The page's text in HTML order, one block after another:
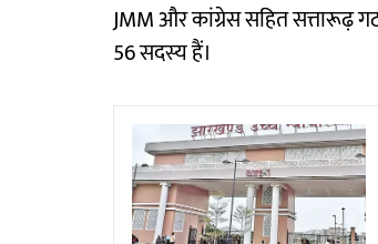
JMM और कांग्रेस सहित
56 सदस्य हैं।